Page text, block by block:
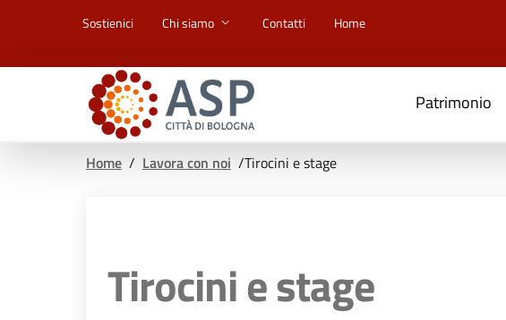
Sostienici Chi siamo Contatti Home
Patrimonio
Home / Lavora con noi /Tirocini e stage
Tirocini e stage